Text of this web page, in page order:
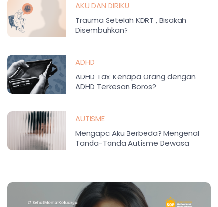
AKU DAN DIRIKU
Trauma Setelah KDRT , Bisakah
Disembuhkan?
ADHD
ADHD Tax: Kenapa Orang dengan
ADHD Terkesan Boros?
AUTISME
Mengapa Aku Berbeda? Mengenal
Tanda-Tanda Autisme Dewasa